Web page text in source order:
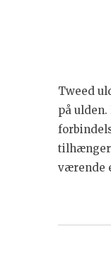
Tweed
på
værende